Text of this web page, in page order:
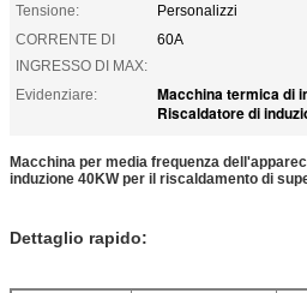
Tensione:
Personalizzi
CORRENTE DI
INGRESSO DI MAX:
60A
Evidenziare: Macchina termica di
Riscaldatore di
Macchina per media frequenza
induzione 40KW per il riscaldamento di
Dettaglio rapido: